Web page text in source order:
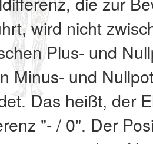
wird nicht
Plus- und
Minus- und
Das heißt, der
"- / 0". Der